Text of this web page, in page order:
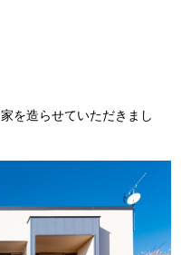
を造らせていただきまし